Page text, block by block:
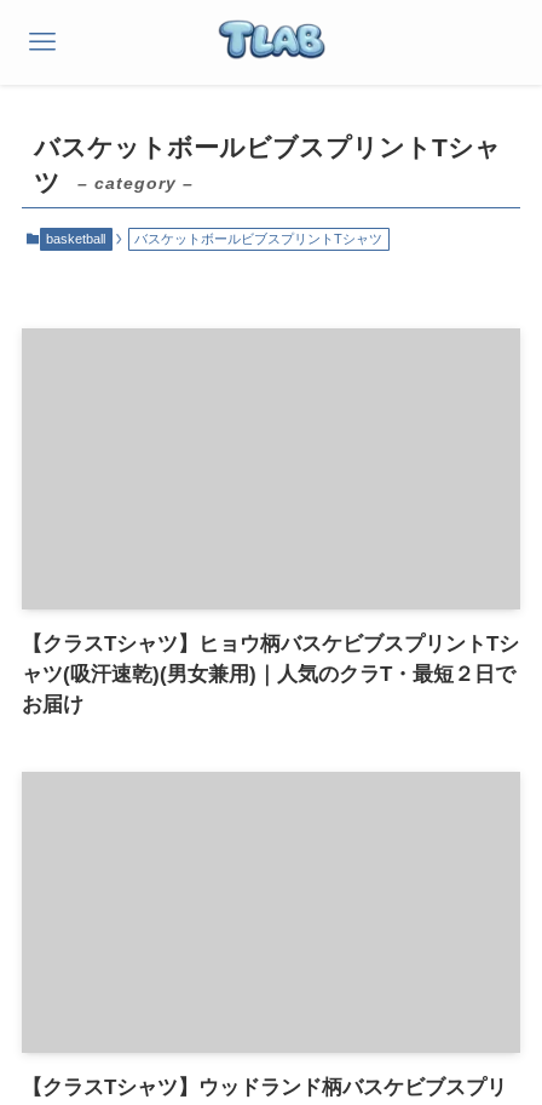
バスケットボールビブスプリントTシャ
ツ
– category –
basketball バスケットボールビブスプリントTシャツ
【クラスTシャツ】ヒョウ柄バスケビブスプリントTシ
ャツ(吸汗速乾)(男女兼用)｜人気のクラT・最短２日で
お届け
【クラスTシャツ】ウッドランド柄バスケビブスプリ